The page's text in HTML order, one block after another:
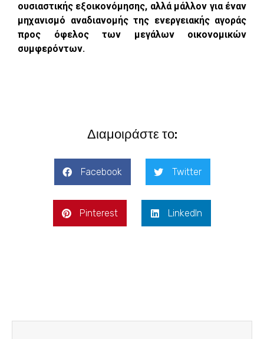
ουσιαστικής εξοικονόμησης, αλλά μάλλον για έναν
μηχανισμό αναδιανομής της ενεργειακής αγοράς
προς όφελος των μεγάλων οικονομικών
συμφερόντων.
Διαμοιράστε το:
Facebook Twitter
Pinterest LinkedIn